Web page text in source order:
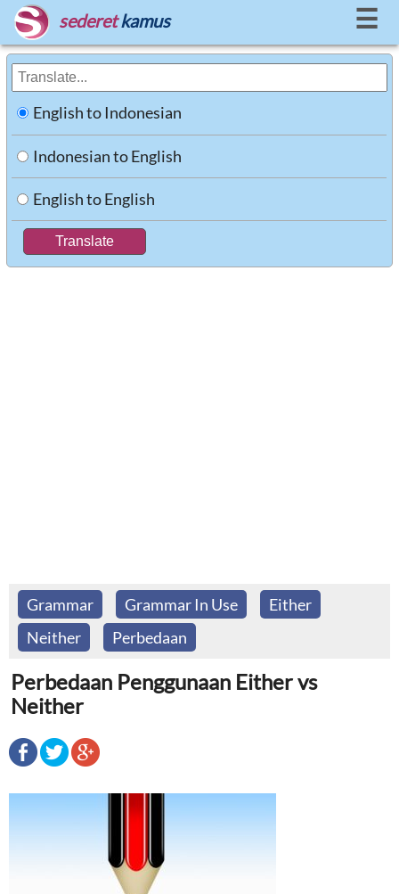
sederet kamus ☰
English to Indonesian
Indonesian to English
English to English
Grammar Grammar In Use
Either
Neither
Perbedaan
Perbedaan Penggunaan Either vs
Neither